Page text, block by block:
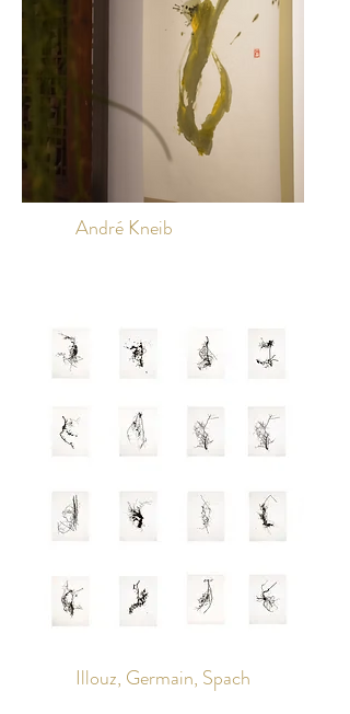
André Kneib
Illouz, Germain, Spach